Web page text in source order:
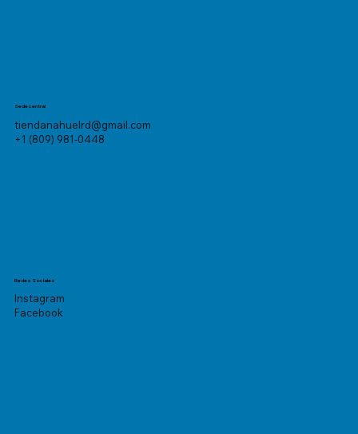
Sede central
tiendanahuelrd@gmail.com
+1 (809) 981-0448
Redes Sociales
Instagram
Facebook